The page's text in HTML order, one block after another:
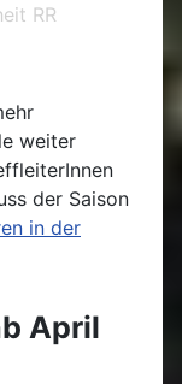
RR
weiter
der Saison
in der
April